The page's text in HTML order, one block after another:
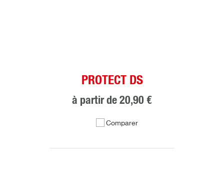
PROTECT DS
à partir de 20,90 €
Comparer